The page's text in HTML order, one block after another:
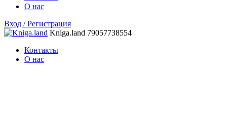
О нас
Вход / Регистрация
Kniga.land 79057738554
Контакты
О нас